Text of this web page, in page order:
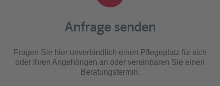
Anfrage senden
Fragen Sie hier unverbindlich einen Pflegeplatz für sich
oder Ihren Angehörigen an oder vereinbaren Sie einen
Beratungstermin.